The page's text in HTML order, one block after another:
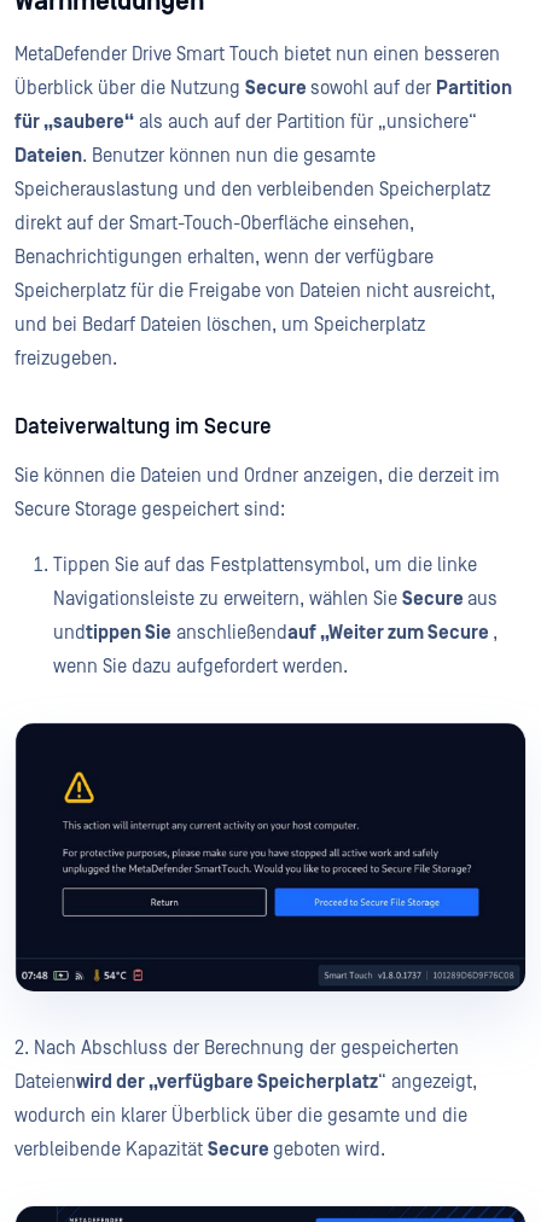
MetaDefender Drive Smart Touch bietet nun einen besseren
Überblick über die Nutzung Secure sowohl auf der Partition
für „saubere“ als auch auf der Partition für „unsichere“
Dateien. Benutzer können nun die gesamte
Speicherauslastung und den verbleibenden Speicherplatz
direkt auf der Smart-Touch-Oberfläche einsehen,
Benachrichtigungen erhalten, wenn der verfügbare
Speicherplatz für die Freigabe von Dateien nicht ausreicht,
und bei Bedarf Dateien löschen, um Speicherplatz
freizugeben.
Dateiverwaltung im Secure
Sie können die Dateien und Ordner anzeigen, die derzeit im
Secure Storage gespeichert sind:
Tippen Sie auf das Festplattensymbol, um die linke
Navigationsleiste zu erweitern, wählen Sie Secure aus
undtippen Sie anschließendauf „Weiter zum Secure ,
wenn Sie dazu aufgefordert werden.
2. Nach Abschluss der Berechnung der gespeicherten
Dateienwird der „verfügbare Speicherplatz“ angezeigt,
wodurch ein klarer Überblick über die gesamte und die
verbleibende Kapazität Secure geboten wird.